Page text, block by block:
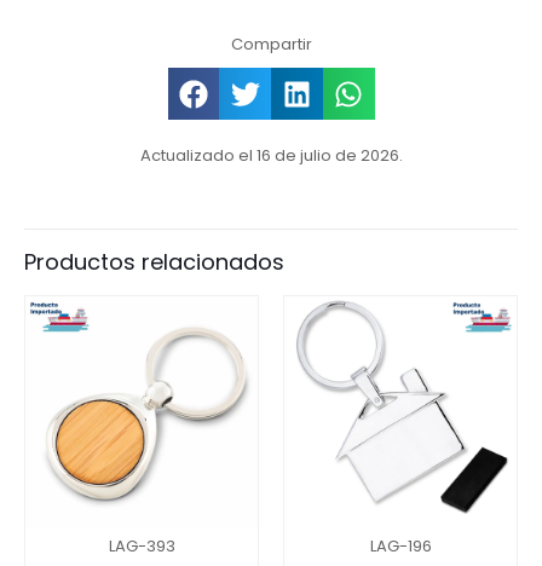
Compartir
Actualizado el 16 de julio de 2026.
Productos relacionados
LAG-393 LAG-196